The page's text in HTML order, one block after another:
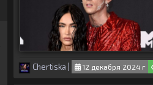
Chertiska 12 декабря 2024 г